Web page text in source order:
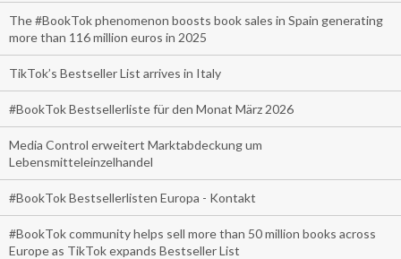
The #BookTok phenomenon boosts book sales in Spain generating
more than 116 million euros in 2025
TikTok’s Bestseller List arrives in Italy
#BookTok Bestsellerliste für den Monat März 2026
Media Control erweitert Marktabdeckung um
Lebensmitteleinzelhandel
#BookTok Bestsellerlisten Europa - Kontakt
#BookTok community helps sell more than 50 million books across
Europe as TikTok expands Bestseller List